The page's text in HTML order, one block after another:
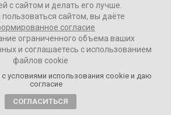
редакцией Интернет-газеты
«Ваши новости»
Выделите ее и нажмите Ctrl+Enter
с сайтом и делать его лучше.
сайтом, вы даёте
согласие
ограниченного объема ваших
и соглашаетесь с использованием
файлов cookie
условиями использования cookie и даю
согласие
СОГЛАСИТЬСЯ